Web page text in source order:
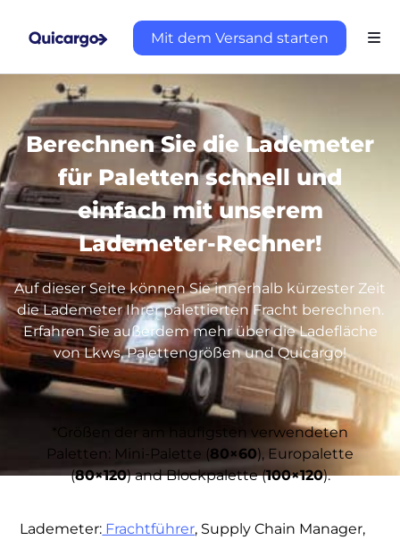
Mit dem Versand starten
Berechnen Sie die Lademeter
für Paletten schnell und
einfach mit unserem
Lademeter-Rechner!
Auf dieser Seite können Sie innerhalb kürzester Zeit
die Lademeter Ihrer palettierten Fracht berechnen.
Erfahren Sie außerdem mehr über die Ladefläche
von Lkws, Palettengrößen und Quicargo!
*Größen der am häufigsten verwendeten
Paletten: Mini-Palette (80×60), Europalette
(80×120) and Blockpalette (100×120).
Lademeter: Frachtführer, Supply Chain Manager,